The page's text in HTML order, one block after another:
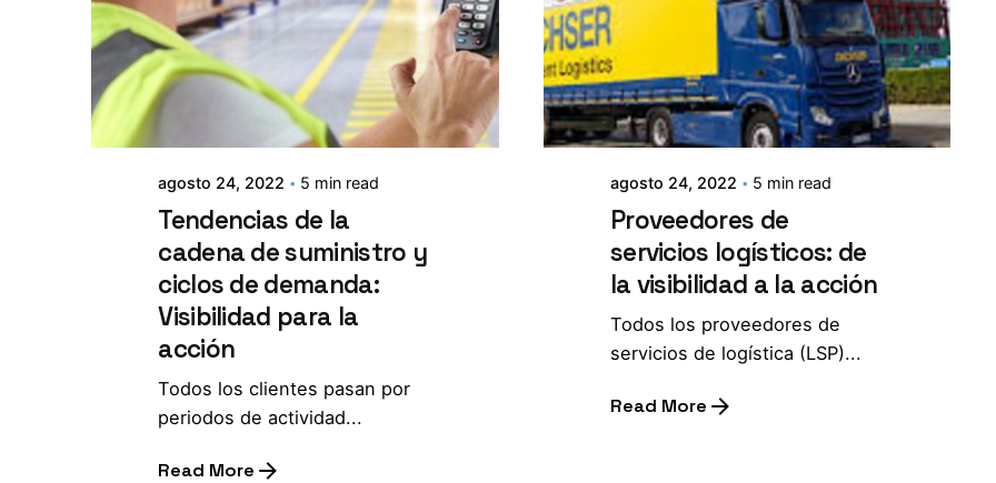
agosto 24, 2022 5 min read
Tendencias de la
cadena de suministro y
ciclos de demanda:
Visibilidad para la
acción
Todos los clientes pasan por
periodos de actividad...
Read More
agosto 24, 2022 5 min read
Proveedores de
servicios logísticos: de
la visibilidad a la acción
Todos los proveedores de
servicios de logística (LSP)...
Read More